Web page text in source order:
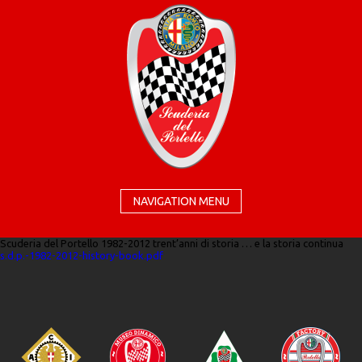
NAVIGATION MENU
Scuderia del Portello 1982-2012 trent’anni di storia … e la storia continua
s.d.p.-1982-2012-history-book.pdf